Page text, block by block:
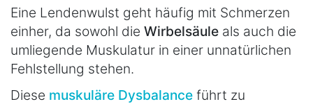
Eine Lendenwulst geht häufig mit Schmerzen
einher, da sowohl die Wirbelsäule als auch die
umliegende Muskulatur in einer unnatürlichen
Fehlstellung stehen.
Diese muskuläre Dysbalance führt zu